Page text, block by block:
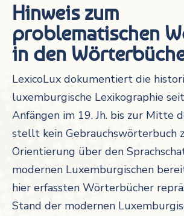
Hinweis zum
problematischen
in den
LexicoLux dokumentiert die
luxemburgische Lexikographie
Anfängen im 19. Jh. bis zur Mitte
stellt kein Gebrauchswörterbuch
Orientierung über den
modernen Luxemburgischen
hier erfassten Wörterbücher
Stand der modernen